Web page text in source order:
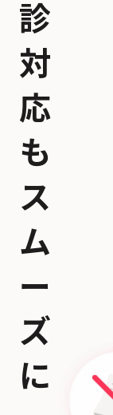
診
対
応
も
ス
ム
ー
ズ
に